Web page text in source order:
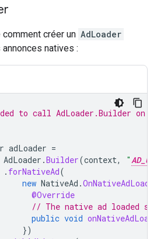
créer un AdLoader
natives :
to call AdLoader.Builder on a
adLoader =
AdLoader .Builder(context, "
. forNativeAd(
new NativeAd .
@Override
// The native ad loaded
public void
})